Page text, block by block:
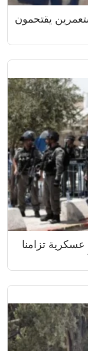
يقتحمون
تزامنا